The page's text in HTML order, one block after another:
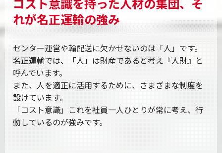
コスト意識を持った人材の集団、 そ
れが名正運輸の強み
センター運営や輸配送に欠かせないのは「人」です。
名正運輸では、「人」は財産であると考え『人財』と
呼んでいます。
また、人を適正に活用するために、さまざまな制度を
設けています。
「コスト意識」これを社員一人ひとりが常に考え、行
動しているのが強みです。